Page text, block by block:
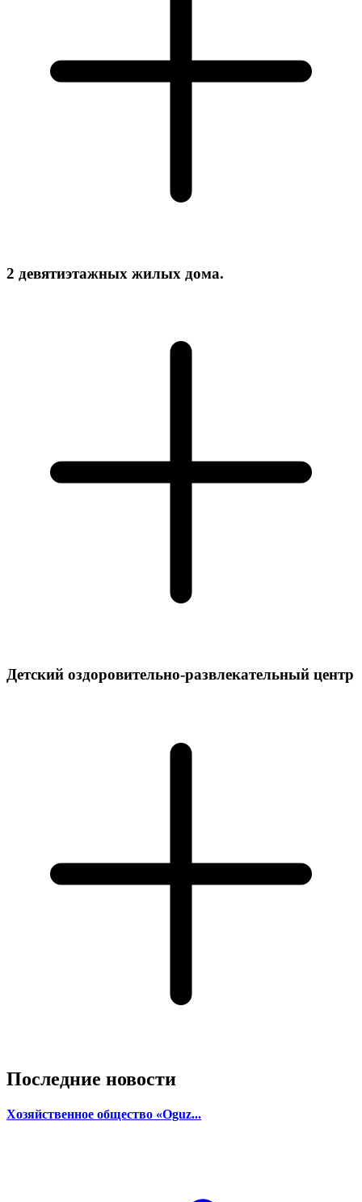
2 девятиэтажных жилых дома.
Детский оздоровительно-развлекательный центр
Последние новости
Хозяйственное общество «Oguz...